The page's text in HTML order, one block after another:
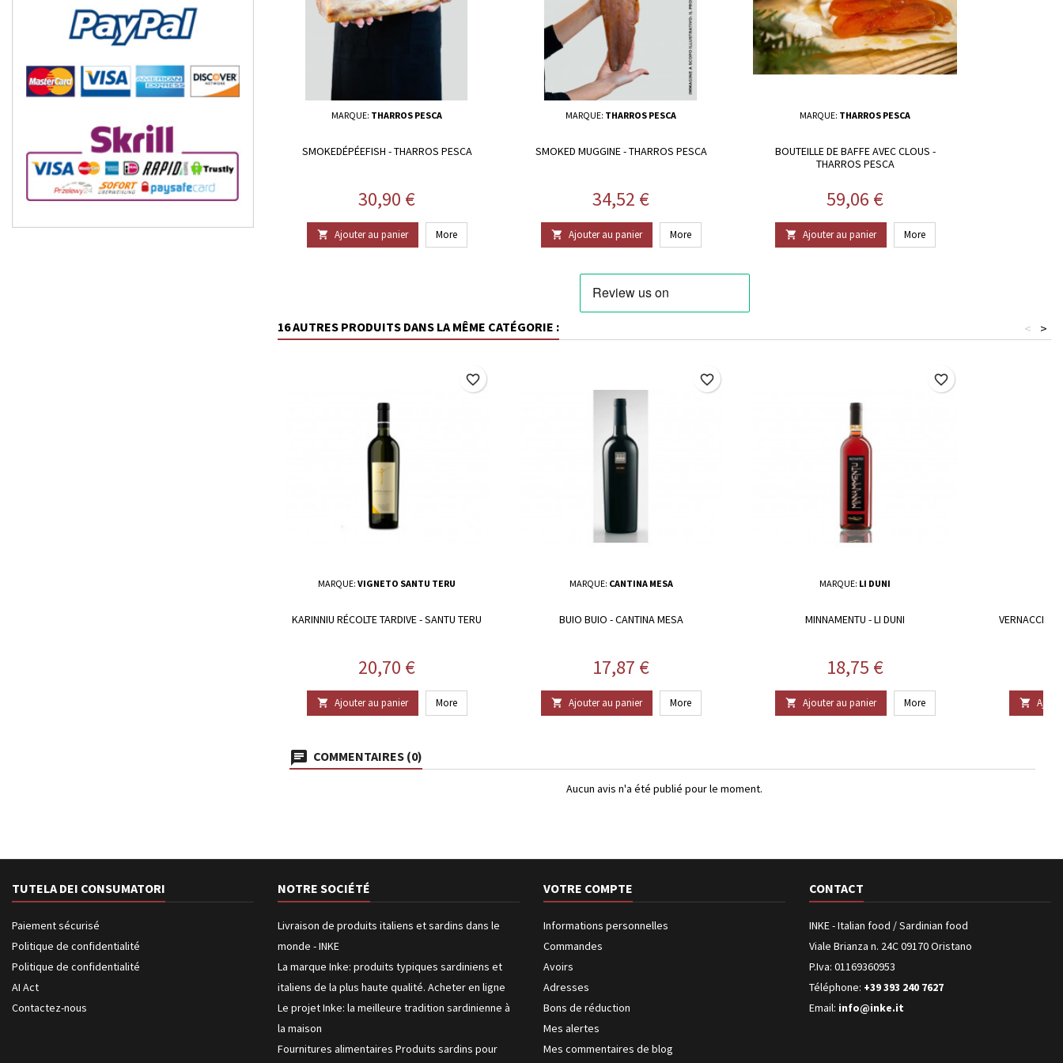
MARQUE: THARROS PESCA
SMOKEDÉPÉEFISH - THARROS PESCA
Prix
30,90 €
 Ajouter au panier More
MARQUE: THARROS PESCA
SMOKED MUGGINE - THARROS PESCA
Prix
34,52 €
 Ajouter au panier More
MARQUE: THARROS PESCA
BOUTEILLE DE BAFFE AVEC CLOUS -
THARROS PESCA
Prix
59,06 €
 Ajouter au panier More
16 AUTRES PRODUITS DANS LA MÊME CATÉGORIE : >
<
MARQUE: VIGNETO SANTU TERU
KARINNIU RÉCOLTE TARDIVE - SANTU TERU
Prix
20,70 €
 Ajouter au panier More
favorite_border
MARQUE: CANTINA MESA
BUIO BUIO - CANTINA MESA
Prix
17,87 €
 Ajouter au panier More
favorite_border
MARQUE: LI DUNI
MINNAMENTU - LI DUNI
Prix
18,75 €
 Ajouter au panier More
favorite_border
VERNACCIA

COMMENTAIRES (0)
Aucun avis n'a été publié pour le moment.
TUTELA DEI CONSUMATORI
Paiement sécurisé
Politique de confidentialité
Politique de confidentialité
AI Act
Contactez-nous
NOTRE SOCIÉTÉ
Livraison de produits italiens et sardins dans le
monde - INKE
La marque Inke: produits typiques sardiniens et
italiens de la plus haute qualité. Acheter en ligne
Le projet Inke: la meilleure tradition sardinienne à
la maison
Fournitures alimentaires Produits sardins pour
VOTRE COMPTE
Informations personnelles
Commandes
Avoirs
Adresses
Bons de réduction
Mes alertes
Mes commentaires de blog
CONTACT
INKE - Italian food / Sardinian food
Viale Brianza n. 24C 09170 Oristano
P.Iva: 01169360953
Téléphone: +39 393 240 7627
Email: info@inke.it